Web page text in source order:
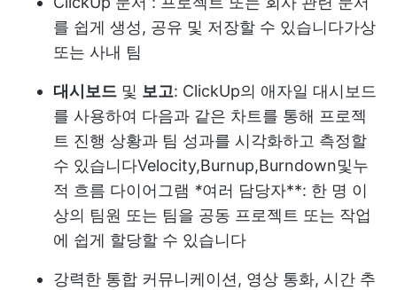
를 쉽게 생성, 공유 및 저장할 수 있습니다가상
또는 사내 팀
대시보드 및 보고: ClickUp의 애자일 대시보드
를 사용하여 다음과 같은 차트를 통해 프로젝
트 진행 상황과 팀 성과를 시각화하고 측정할
수 있습니다Velocity,Burnup,Burndown및누
적 흐름 다이어그램 *여러 담당자**: 한 명 이
상의 팀원 또는 팀을 공동 프로젝트 또는 작업
에 쉽게 할당할 수 있습니다
강력한 통합 커뮤니케이션, 영상 통화, 시간 추